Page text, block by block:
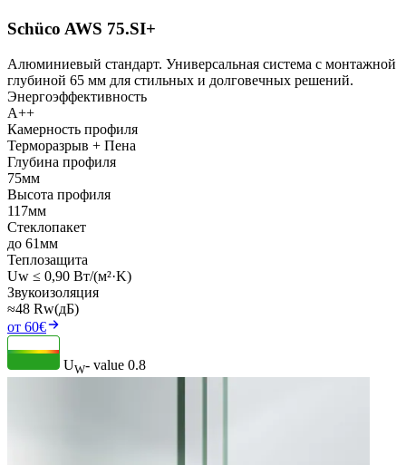
Schüco AWS 75.SI+
Алюминиевый стандарт. Универсальная система с монтажной
глубиной 65 мм для стильных и долговечных решений.
Энергоэффективность
A++
Камерность профиля
Терморазрыв + Пена
Глубина профиля
75мм
Высота профиля
117мм
Стеклопакет
до 61мм
Теплозащита
Uw ≤ 0,90 Вт/(м²·K)
Звукоизоляция
≈48 Rw(дБ)
от 60€
UW- value 0.8